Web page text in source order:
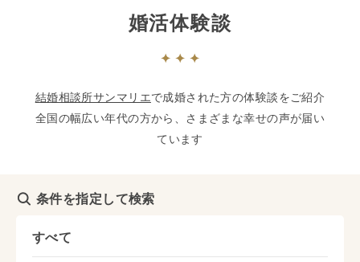
婚活体験談
結婚相談所サンマリエで成婚された方の体験談をご紹介
全国の幅広い年代の方から、さまざまな幸せの声が届い
ています
条件を指定して検索
すべて